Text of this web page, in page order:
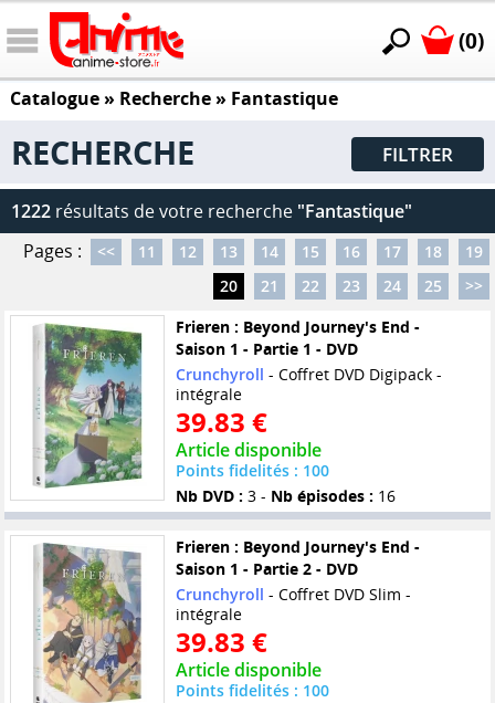
(0)
Catalogue» Recherche » Fantastique
RECHERCHE FILTRER
1222 résultats de votre recherche "Fantastique"
Pages :
<< 11 12 13 14 15 16 17 18
19
20
21 22 23 24 25
>>
Frieren : Beyond Journey's End -
Saison 1 - Partie 1 - DVD
Crunchyroll - Coffret DVD Digipack -
intégrale
39.83 €
Article disponible
Points fidelités : 100
Nb DVD : 3 - Nb épisodes : 16
Frieren : Beyond Journey's End -
Saison 1 - Partie 2 - DVD
Crunchyroll - Coffret DVD Slim -
intégrale
39.83 €
Article disponible
Points fidelités : 100